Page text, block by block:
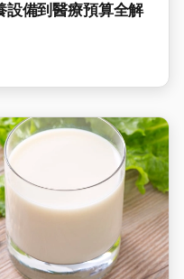
設備到醫療預算全解